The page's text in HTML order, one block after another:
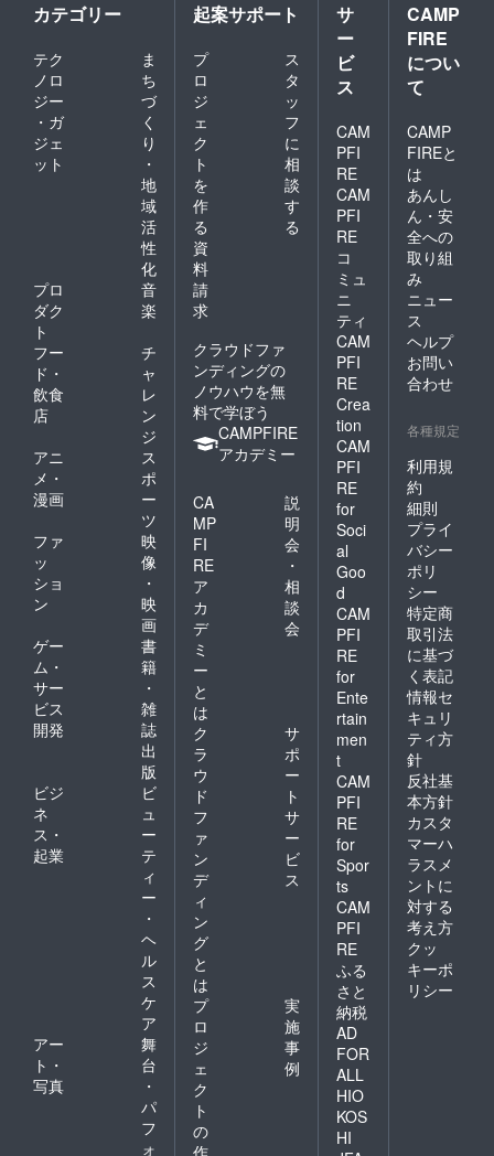
カテゴリー
テク
ノロ
ジー
・ガ
ジェ
ット
ま
ち
づ
く
り
・
地
域
活
性
化
プロ
ダク
ト
音
楽
フー
ド・
飲食
店
チ
ャ
レ
ン
ジ
アニ
メ・
漫画
ス
ポ
ー
ツ
ファ
ッ
ショ
ン
映
像
・
映
画
ゲー
ム・
サー
ビス
開発
書
籍
・
雑
誌
出
版
ビジ
ネ
ス・
起業
ビ
ュ
ー
テ
ィ
ー
・
ヘ
ル
ス
ケ
ア
アー
ト・
写真
舞
台
・
パ
フ
ォ
起案サポート
プ
ロ
ジ
ェ
ク
ト
を
作
る
ス
タ
ッ
フ
に
相
談
す
る
資
料
請
求
クラウドファ
ンディングの
ノウハウを無
料で学ぼう
CAMPFIRE
アカデミー
CA
MP
FI
RE
ア
カ
デ
ミ
ー
と
は
説
明
会
・
相
談
会
ク
ラ
ウ
ド
フ
ァ
ン
デ
ィ
ン
グ
と
は
サ
ポ
ー
ト
サ
ー
ビ
ス
プ
ロ
ジ
ェ
ク
ト
の
実
施
事
例
サ
ー
ビ
ス
CAM
PFI
RE
CAM
PFI
RE
コ
ミュ
ニ
ティ
CAM
PFI
RE
Crea
tion
CAM
PFI
RE
for
Soci
al
Goo
d
CAM
PFI
RE
for
Ente
rtain
men
t
CAM
PFI
RE
for
Spor
ts
CAM
PFI
RE
ふる
さと
納税
AD
FOR
ALL
HIO
KOS
HI
CAMP
FIRE
につい
て
CAMP
FIREと
は
あんし
ん・安
全への
取り組
み
ニュー
ス
ヘルプ
お問い
合わせ
各種規定
利用規
約
細則
プライ
バシー
ポリ
シー
特定商
取引法
に基づ
く表記
情報セ
キュリ
ティ方
針
反社基
本方針
カスタ
マーハ
ラスメ
ントに
対する
考え方
クッ
キーポ
リシー